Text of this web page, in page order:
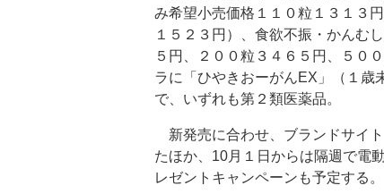
み希望小売価格１１０粒１３１３
１５２３円）、食欲不振・かんむ
５円、２００粒３４６５円、５０
ラに「ひやきおーがんEX」（１歳
で、いずれも第２類医薬品。
新発売に合わせ、ブランドサイ
たほか、10月１日からは隔週で電
レゼントキャンペーンも予定する。